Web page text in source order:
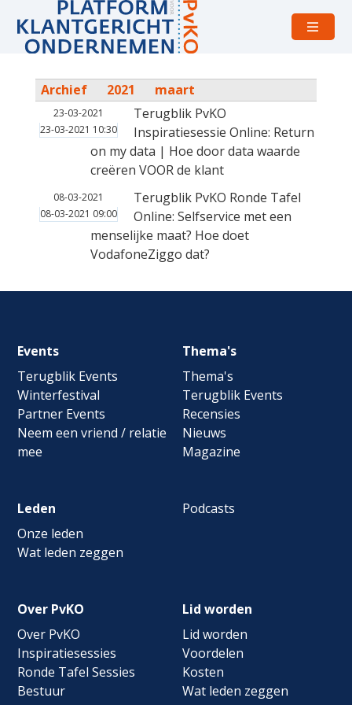
Open
Archief 2021 maart
23-03-2021
23-03-2021 10:30
Terugblik PvKO
Inspiratiesessie Online: Return
on my data | Hoe door data waarde
creëren VOOR de klant
08-03-2021
08-03-2021 09:00
Terugblik PvKO Ronde Tafel
Online: Selfservice met een
menselijke maat? Hoe doet
VodafoneZiggo dat?
Footer
navigation
Events
Terugblik Events
Winterfestival
Partner Events
Neem een vriend / relatie
mee
Thema's
Thema's
Terugblik Events
Recensies
Nieuws
Magazine
Leden
Onze leden
Wat leden zeggen
Podcasts
Over PvKO
Over PvKO
Inspiratiesessies
Ronde Tafel Sessies
Bestuur
Lid worden
Lid worden
Voordelen
Kosten
Wat leden zeggen